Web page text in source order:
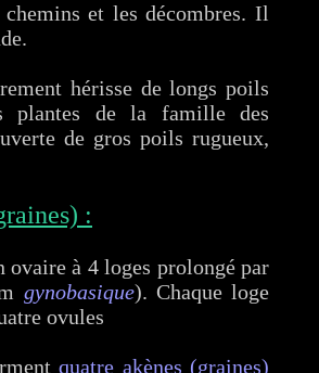
et les décombres. Il
hérisse de longs poils
plantes de la famille des
de gros poils rugueux,
:
à 4 loges prolongé par
gynobasique). Chaque loge
ovules
quatre akènes (graines)